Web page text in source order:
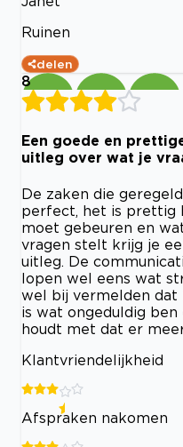
Ruinen
delen
8
Een goede en
uitleg over wat je
De zaken die
perfect, het is prettig
moet gebeuren en
vragen stelt krijg je
uitleg. De
lopen wel eens wat
wel bij vermelden dat
is wat ongeduldig
houdt met dat er
Klantvriendelijkheid
Afspraken nakomen